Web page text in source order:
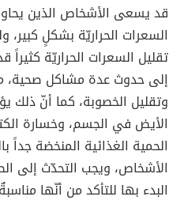
قد يسعى الأشخاص الذين
السعرات الحراريّة بشكلٍ كبير،
تقليل السعرات الحراريّة
إلى حدوث عدة مشاكل
وتقليل الخصوبة، كما أنّ
الأيض في الجسم، وخسارة
الحمية الغذائية المنخضة جداً
الأشخاص، ويجب التحدّث إلى
البدء بها للتأكد من أنّها